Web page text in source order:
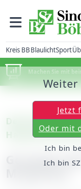
Kreis BBBlaulichtSport
Machen Sie mit
Deufringen:
Jetzt
Oder mit
Ich bin
Ich bin